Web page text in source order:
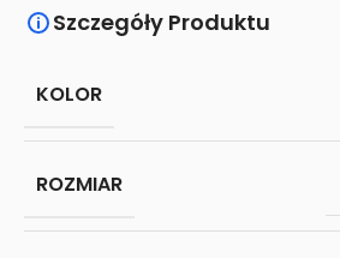
Szczegóły Produktu
KOLOR
ROZMIAR